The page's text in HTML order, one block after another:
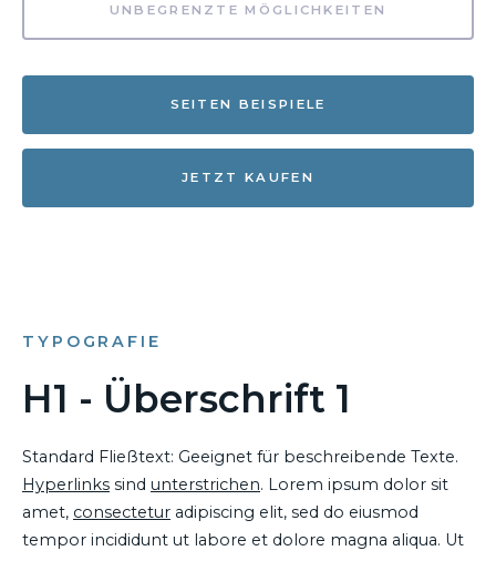
UNBEGRENZTE MÖGLICHKEITEN
SEITEN BEISPIELE
JETZT KAUFEN
TYPOGRAFIE
H1 - Überschrift 1
Standard Fließtext: Geeignet für beschreibende Texte.
Hyperlinks sind unterstrichen. Lorem ipsum dolor sit
amet, consectetur adipiscing elit, sed do eiusmod
tempor incididunt ut labore et dolore magna aliqua. Ut